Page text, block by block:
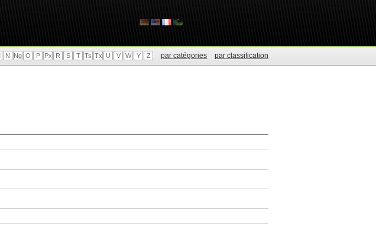
N Ng O P Px R S T Ts Tx U V W Y Z par catégories par classification